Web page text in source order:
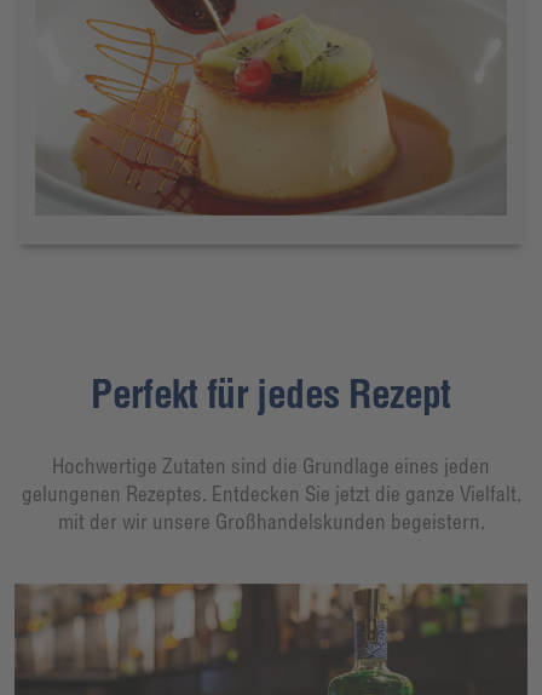
Perfekt für jedes Rezept
Hochwertige Zutaten sind die Grundlage eines jeden
gelungenen Rezeptes. Entdecken Sie jetzt die ganze Vielfalt,
mit der wir unsere Großhandelskunden begeistern.